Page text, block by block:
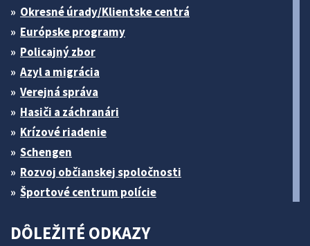
Okresné úrady/Klientske centrá
Európske programy
Policajný zbor
Azyl a migrácia
Verejná správa
Hasiči a záchranári
Krízové riadenie
Schengen
Rozvoj občianskej spoločnosti
Športové centrum polície
DÔLEŽITÉ ODKAZY